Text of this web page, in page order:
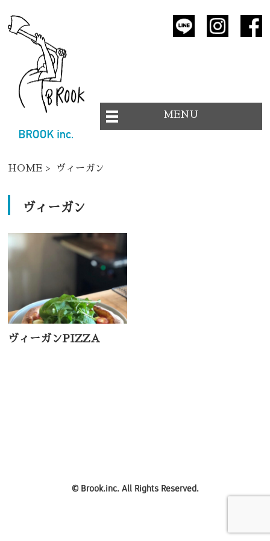
MENU
HOME > ヴィーガン
ヴィーガン
ヴィーガンPIZZA
© Brook.inc.All Rights Reserved.